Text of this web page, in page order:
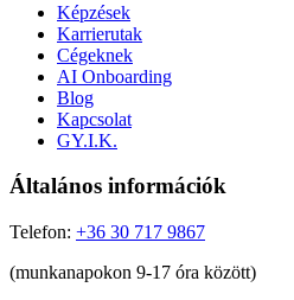
Képzések
Karrierutak
Cégeknek
AI Onboarding
Blog
Kapcsolat
GY.I.K.
Általános információk
Telefon: +36 30 717 9867
(munkanapokon 9-17 óra között)